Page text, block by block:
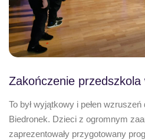
Zakończenie
To był wyjątkowy i pełen
Biedronek. Dzieci z ogromnym
zaprezentowały przygotowany